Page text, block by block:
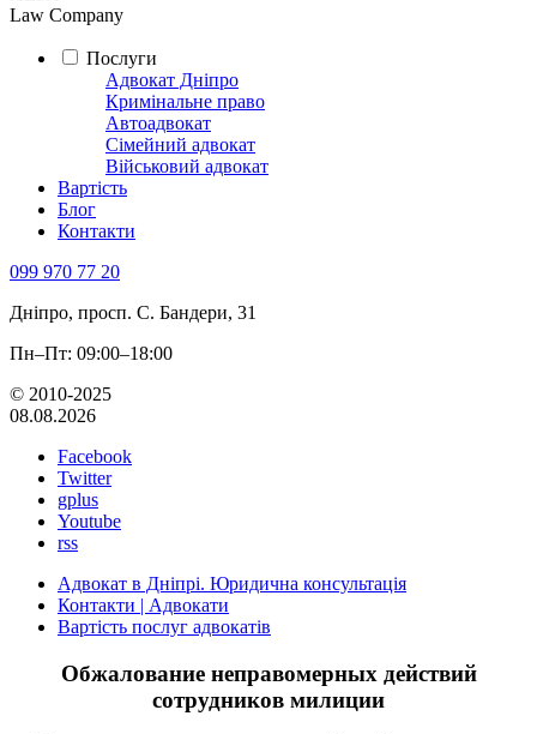
Law Company
Послуги
Адвокат Дніпро
Кримінальне право
Автоадвокат
Сімейний адвокат
Військовий адвокат
Вартість
Блог
Контакти
099 970 77 20
Дніпро, просп. С. Бандери, 31
Пн–Пт: 09:00–18:00
© 2010-2025
08.08.2026
Facebook
Twitter
gplus
Youtube
rss
Адвокат в Дніпрі. Юридична консультація
Контакти | Адвокати
Вартість послуг адвокатів
Обжалование неправомерных действий
сотрудников милиции